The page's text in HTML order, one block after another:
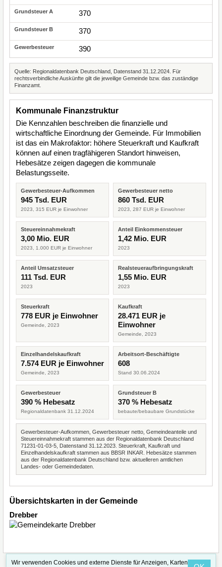
370
370
390
Quelle: Regionaldatenbank Deutschland, Datenstand 31.12.2024. Für
rechtsverbindliche Auskünfte gilt die jeweilige Gemeinde bzw. das zuständige
Finanzamt.
Kommunale Finanzstruktur
Die Kennzahlen beschreiben die finanzielle und
wirtschaftliche Einordnung der Gemeinde. Für Immobilien
ist das ein Makrofaktor: höhere Steuerkraft und Kaufkraft
können auf einen tragfähigeren Standort hinweisen,
Hebesätze zeigen dagegen die kommunale
Belastungsseite.
Gewerbesteuer-Aufkommen
945 Tsd. EUR
2023, 315 EUR je Einwohner
Gewerbesteuer netto
860 Tsd. EUR
2023, 287 EUR je Einwohner
Steuereinnahmekraft
3,00 Mio. EUR
2023, 1.000 EUR je Einwohner
Anteil Einkommensteuer
1,42 Mio. EUR
2023
Anteil Umsatzsteuer
111 Tsd. EUR
2023
Realsteueraufbringungskraft
1,55 Mio. EUR
2023
Steuerkraft
778 EUR je Einwohner
Gemeinde, 2023
Kaufkraft
28.471 EUR je
Einwohner
Gemeinde, 2023
Einzelhandelskaufkraft
7.574 EUR je Einwohner
Gemeinde, 2023
Arbeitsort-Beschäftigte
608
Stand 30.06.2024
Gewerbesteuer
390 % Hebesatz
Regionaldatenbank 31.12.2024
Grundsteuer B
370 % Hebesatz
bebaute/bebaubare Grundstücke
Gewerbesteuer-Aufkommen, Gewerbesteuer netto, Gemeindeanteile und
Steuereinnahmekraft stammen aus der Regionaldatenbank Deutschland
71231-01-03-5, Datenstand 31.12.2023. Steuerkraft, Kaufkraft und
Einzelhandelskaufkraft stammen aus BBSR INKAR. Hebesätze stammen
aus der Regionaldatenbank Deutschland bzw. aktuelleren amtlichen
Landes- oder Gemeindedaten.
Übersichtskarten in der Gemeinde
Drebber
Wir verwenden Cookies und externe Dienste für Anzeigen, Karten